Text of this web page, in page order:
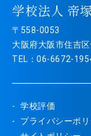
学校法人 帝
〒558-0053
大阪府大阪市住吉
TEL：06-6672-
学校評価
プライバシーポ